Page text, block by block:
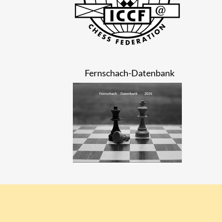
Fernschach-Datenbank